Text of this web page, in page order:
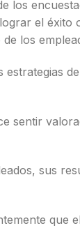
los
el éxito
los
estrategias
sentir
sus
que